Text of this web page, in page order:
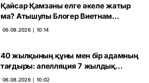
Қайсар Қамзаны елге әкеле жатыр
ма? Атышулы Блогер Виетнам
әуежайында көзге түсті
06.08.2026 ∣ 10:14
40 жылқының құны мен бір адамның
тағдыры: апелляция 7 жылдық
үкімді бұзды
06.08.2026 ∣ 10:02